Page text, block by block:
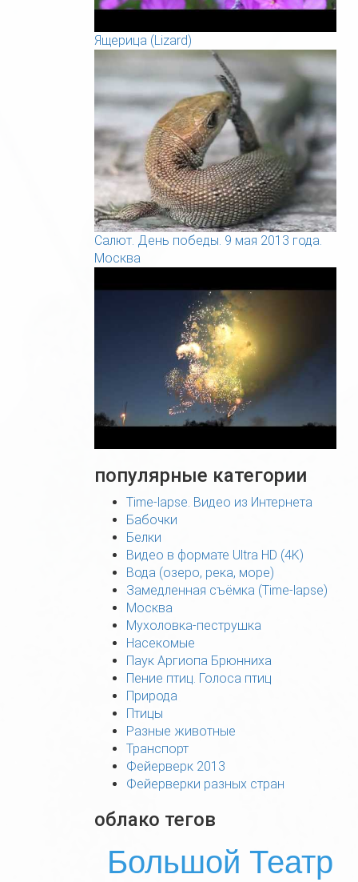
Ящерица (Lizard)
Салют. День победы. 9 мая 2013 года.
Москва
популярные категории
Time-lapse. Видео из Интернета
Бабочки
Белки
Видео в формате Ultra HD (4K)
Вода (озеро, река, море)
Замедленная съёмка (Time-lapse)
Москва
Мухоловка-пеструшка
Насекомые
Паук Аргиопа Брюнниха
Пение птиц. Голоса птиц
Природа
Птицы
Разные животные
Транспорт
Фейерверк 2013
Фейерверки разных стран
облако тегов
Большой Театр